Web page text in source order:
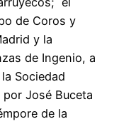
de Coros y
y la
de Ingenio, a
Sociedad
José Buceta
de la